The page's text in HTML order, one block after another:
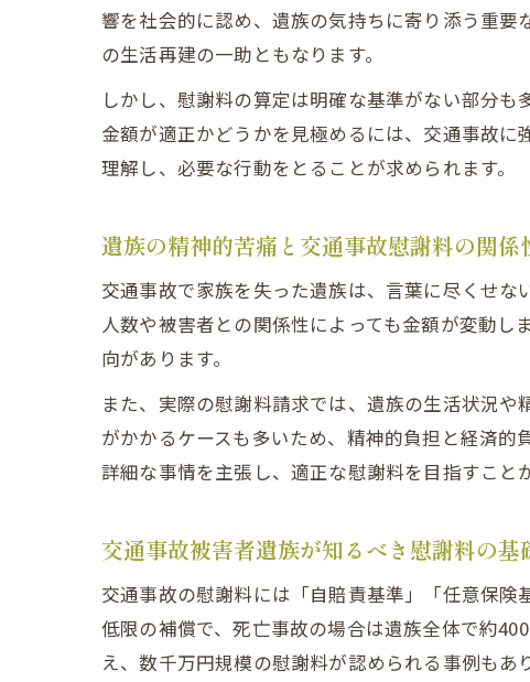
実
響を社会的に認め、遺族の気持ちに寄り添う重
の生活再建の一助ともなります。
しかし、慰謝料の算定は明確な基準がない部分
金額が適正かどうかを見極めるには、交通事故
理解し、必要な行動をとることが求められます。
遺族の精神的苦痛と交通事故慰謝料の関係
交通事故で家族を失った遺族は、言葉に尽くせ
人数や被害者との関係性によっても金額が変動
向があります。
また、実際の慰謝料請求では、遺族の生活状況
がかかるケースも多いため、精神的負担と経済
詳細な事情を主張し、適正な慰謝料を目指すこと
交通事故被害者遺族が知るべき慰謝料の基
交通事故の慰謝料には「自賠責基準」「任意保
低限の補償で、死亡事故の場合は遺族全体で約
え、数千万円規模の慰謝料が認められる事例もあ